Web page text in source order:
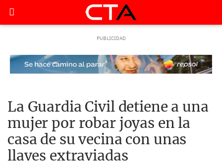
La Guardia Civil detiene a una
mujer por robar joyas en la
casa de su vecina con unas
llaves extraviadas